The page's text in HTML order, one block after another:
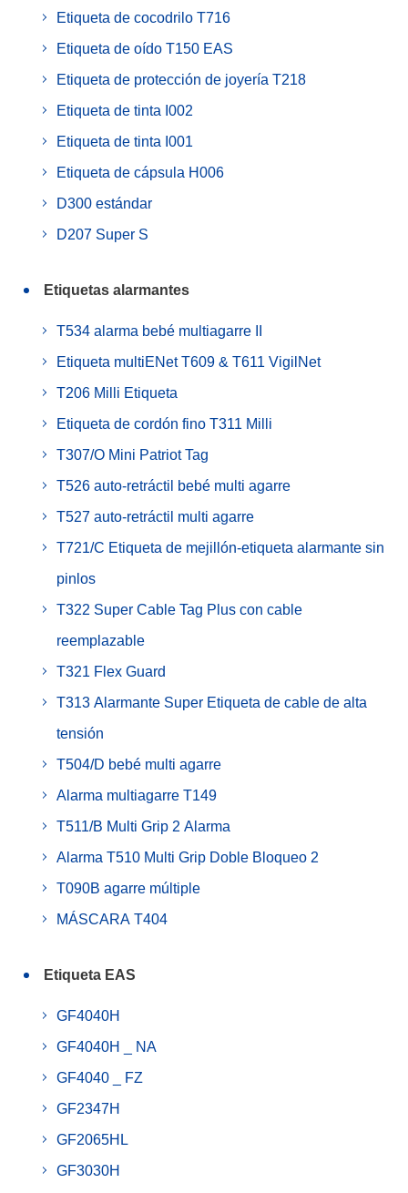
Etiqueta de cocodrilo T716
Etiqueta de oído T150 EAS
Etiqueta de protección de joyería T218
Etiqueta de tinta I002
Etiqueta de tinta I001
Etiqueta de cápsula H006
D300 estándar
D207 Super S
Etiquetas alarmantes
T534 alarma bebé multiagarre II
Etiqueta multiENet T609 & T611 VigilNet
T206 Milli Etiqueta
Etiqueta de cordón fino T311 Milli
T307/O Mini Patriot Tag
T526 auto-retráctil bebé multi agarre
T527 auto-retráctil multi agarre
T721/C Etiqueta de mejillón-etiqueta alarmante sin
pinlos
T322 Super Cable Tag Plus con cable
reemplazable
T321 Flex Guard
T313 Alarmante Super Etiqueta de cable de alta
tensión
T504/D bebé multi agarre
Alarma multiagarre T149
T511/B Multi Grip 2 Alarma
Alarma T510 Multi Grip Doble Bloqueo 2
T090B agarre múltiple
MÁSCARA T404
Etiqueta EAS
GF4040H
GF4040H _ NA
GF4040 _ FZ
GF2347H
GF2065HL
GF3030H